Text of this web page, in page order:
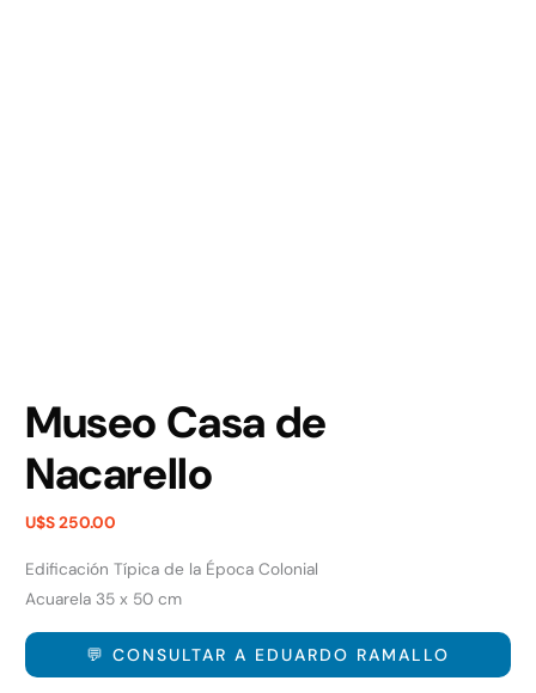
Museo Casa de
Nacarello
U$S 250.00
Edificación Típica de la Época Colonial
Acuarela 35 x 50 cm
💬 CONSULTAR A EDUARDO RAMALLO